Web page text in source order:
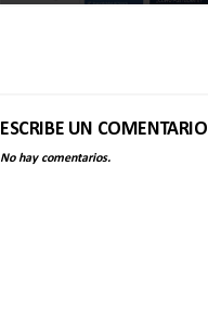
ESCRIBE UN COMENTARIO
No hay comentarios.